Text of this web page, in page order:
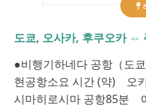
도쿄, 오사카, 후쿠오카 ⇔
●비행기하네다 공항（도
현공항소요 시간 (약) 오
시마히로시마 공항85분